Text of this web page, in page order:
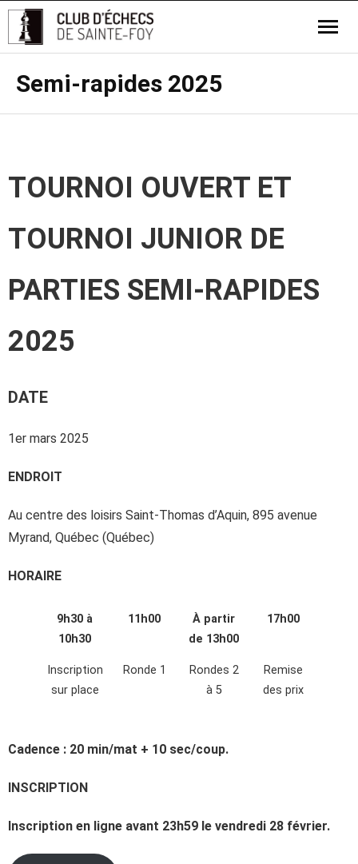
Semi-rapides 2025
TOURNOI OUVERT ET
TOURNOI JUNIOR DE
PARTIES SEMI-RAPIDES
2025
DATE
1er mars 2025
ENDROIT
Au centre des loisirs Saint-Thomas d’Aquin, 895 avenue
Myrand, Québec (Québec)
HORAIRE
9h30 à
10h30
11h00
À partir
de 13h00
17h00
Inscription
sur place
Ronde 1
Rondes 2
à 5
Remise
des prix
Cadence : 20 min/mat + 10 sec/coup.
INSCRIPTION
Inscription en ligne avant 23h59 le vendredi 28 février.